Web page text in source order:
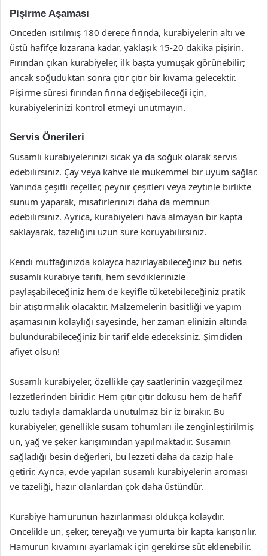
Pişirme Aşaması
Önceden ısıtılmış 180 derece fırında, kurabiyelerin altı ve
üstü hafifçe kızarana kadar, yaklaşık 15-20 dakika pişirin.
Fırından çıkan kurabiyeler, ilk başta yumuşak görünebilir;
ancak soğuduktan sonra çıtır çıtır bir kıvama gelecektir.
Pişirme süresi fırından fırına değişebileceği için,
kurabiyelerinizi kontrol etmeyi unutmayın.
Servis Önerileri
Susamlı kurabiyelerinizi sıcak ya da soğuk olarak servis
edebilirsiniz. Çay veya kahve ile mükemmel bir uyum sağlar.
Yanında çeşitli reçeller, peynir çeşitleri veya zeytinle birlikte
sunum yaparak, misafirlerinizi daha da memnun
edebilirsiniz. Ayrıca, kurabiyeleri hava almayan bir kapta
saklayarak, tazeliğini uzun süre koruyabilirsiniz.
Kendi mutfağınızda kolayca hazırlayabileceğiniz bu nefis
susamlı kurabiye tarifi, hem sevdiklerinizle
paylaşabileceğiniz hem de keyifle tüketebileceğiniz pratik
bir atıştırmalık olacaktır. Malzemelerin basitliği ve yapım
aşamasının kolaylığı sayesinde, her zaman elinizin altında
bulundurabileceğiniz bir tarif elde edeceksiniz. Şimdiden
afiyet olsun!
Susamlı kurabiyeler, özellikle çay saatlerinin vazgeçilmez
lezzetlerinden biridir. Hem çıtır çıtır dokusu hem de hafif
tuzlu tadıyla damaklarda unutulmaz bir iz bırakır. Bu
kurabiyeler, genellikle susam tohumları ile zenginleştirilmiş
un, yağ ve şeker karışımından yapılmaktadır. Susamın
sağladığı besin değerleri, bu lezzeti daha da cazip hale
getirir. Ayrıca, evde yapılan susamlı kurabiyelerin aroması
ve tazeliği, hazır olanlardan çok daha üstündür.
Kurabiye hamurunun hazırlanması oldukça kolaydır.
Öncelikle un, şeker, tereyağı ve yumurta bir kapta karıştırılır.
Hamurun kıvamını ayarlamak için gerekirse süt eklenebilir.